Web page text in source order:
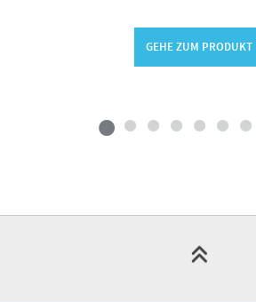
GEHE ZUM PRODUKT